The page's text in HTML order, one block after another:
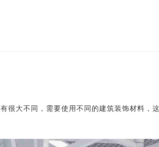
很大不同，需要使用不同的建筑装饰材料